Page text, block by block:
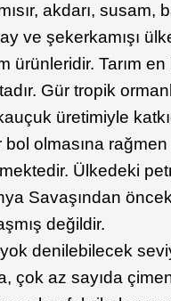
akdarı, susam,
ve şekerkamışı
ürünleridir. Tarım
Gür tropik
üretimiyle
bol olmasına rağmen
Ülkedeki
Savaşından
değildir.
denilebilecek
çok az sayıda